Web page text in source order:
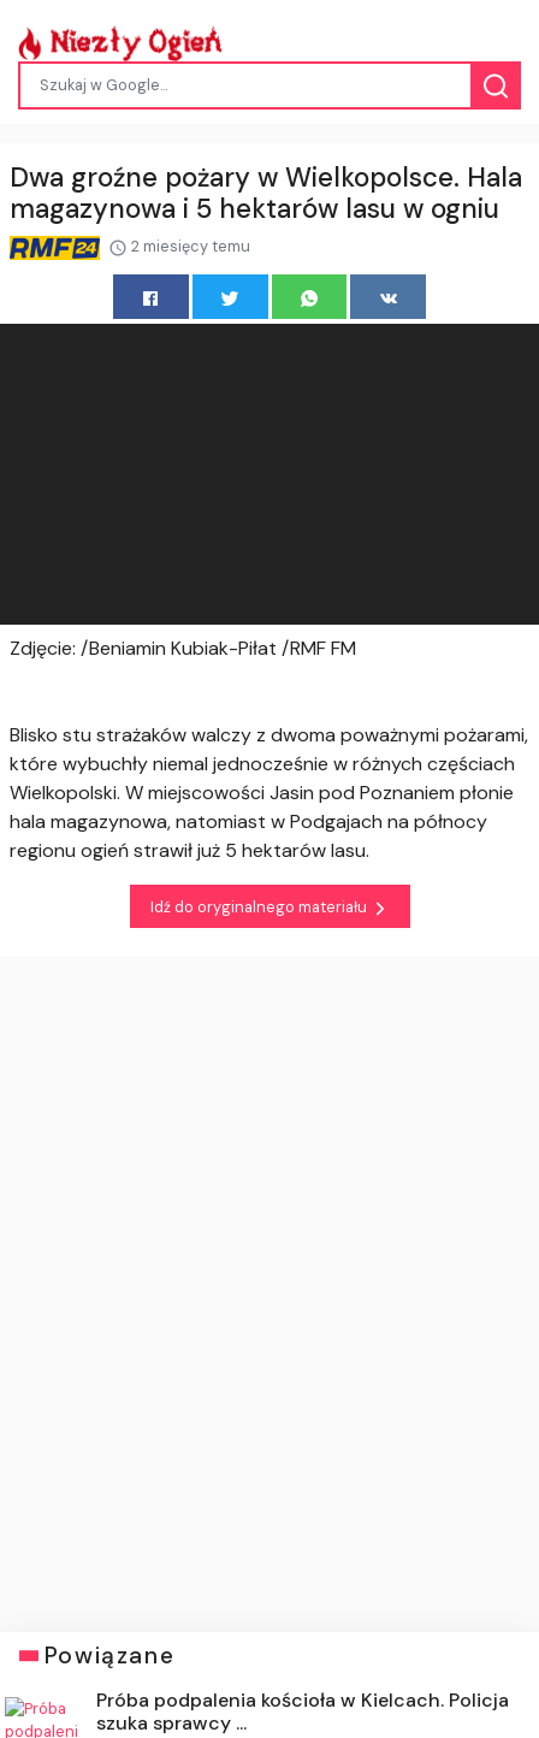
​Dwa groźne pożary w Wielkopolsce. Hala
magazynowa i 5 hektarów lasu w ogniu
2 miesięcy temu
Zdjęcie: /Beniamin Kubiak-Piłat /RMF FM
Blisko stu strażaków walczy z dwoma poważnymi pożarami,
które wybuchły niemal jednocześnie w różnych częściach
Wielkopolski. W miejscowości Jasin pod Poznaniem płonie
hala magazynowa, natomiast w Podgajach na północy
regionu ogień strawił już 5 hektarów lasu.
Idź do oryginalnego materiału
Powiązane
Próba podpalenia kościoła w Kielcach. Policja
szuka sprawcy ...